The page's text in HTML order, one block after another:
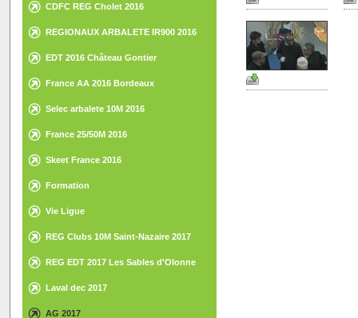
CDFC REG Cholet 2016
REGIONAUX ARBALETE IR900 2016
EDT 2016 Château Gontier
France AA 2016 Bordeaux
Selec arbalete 10M 2016
France 25/50M 2016
Skeet France 2016
Formation
Vie Ligue
REG Clubs 10M Saint-Nazaire 2017
REG EDT 2017 Les Sables d'Olonne
Laval dec 2017
AG 2017